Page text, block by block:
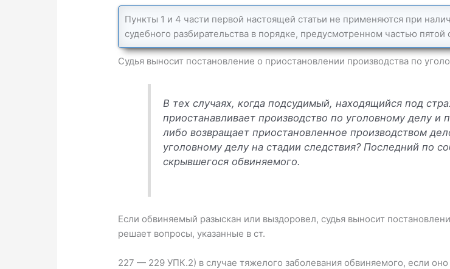
Пункты 1 и 4 части первой настоящей статьи не применяются при
судебного разбирательства в порядке, предусмотренном частью
Судья выносит постановление о приостановлении производства по
В тех случаях, когда подсудимый, находящийся под
приостанавливает производство по уголовному делу и
либо возвращает приостановленное производством
уголовному делу на стадии следствия? Последний по
скрывшегося обвиняемого.
Если обвиняемый разыскан или выздоровел, судья выносит
решает вопросы, указанные в ст.
227 — 229 УПК.2) в случае тяжелого заболевания обвиняемого, если